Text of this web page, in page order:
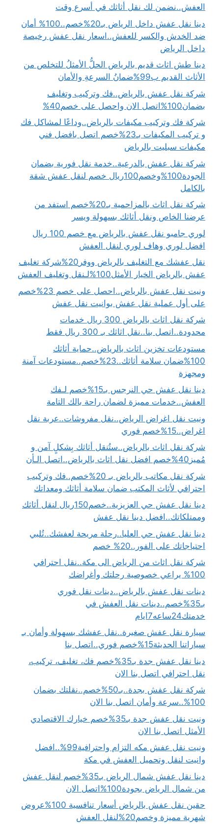
العفش..نضمن لك نقل أثاثك في أسرع وقت
دينا نقل عفش داخل الرياض بـ20%خصم..100% أمان
ضد الخدش والكسر للعفش..اسعار نقل عفش رخيصة
داخل الرياض
دينا طش اثاث قديم بالرياض الحلُّ الأمثلُ للتخلص من
الأثاث القديم ب99%ضمانُ السرعةِ والأمان
شركة نقل عفش بالرياض..فك وتركيب وتغليف
بضمان100%اتصل الان واحصل على خصم40%
شركة فك وتركيب مكيفات بالرياض..وداعًا لمشاكل فك
و تركيب المكيفات بـ23%خصم اتصل بافضل فني
مكيفات سبليت بالرياض
شركة نقل عفش بالدرعية..خدمة نقل فورية بضمان
الجودة100%وخصم100ريال خصم لنقل عفش شقة
بالكامل
شركة نقل اثاث بالمزاحمية بـ20%خصم استفد من
عرضنا الخاص ونقل أثاثك بسهولة ويسر
لوري جامبو نقل عفش بالرياض مع خصم 100 ريال
افضل لوري وهاف لوري لنقل العفش
نقل عفشك مع التغليف بالرياض ووفر20%شركة تغليف
عفش بالرياض الخيار الأمثل100%لـنقل وتغليف العفش
ونيت نقل عفش بالرياض..احصل على خصم 23%خصم
على أول عملية نقل عفش بوانيت نقل عفش
شركة نقل اثاث بالرياض 300 ريال خدمات
محدودة..اتصل بنا..نقل اثاثك بـ 300 ريال فقط
مستودعات تخزين اثاث بالرياض..حماية أثاثك
100%ضمان سلامة أثاثك..23%خصم..مستودعات آمنة
ومجهزة
دينا نقل عفش حي النرجس بـ15%خصم لـفك
العفش..خدمات مميزة لضمان راحة بالك التامة
ونيت نقل اغراض الرياض..نقل مفروشات..عربة نقل
اغراض..15%خصم فوري
شركة نقل اثاث بالرياض..ستُنقل أثاثك بِشكلٍ آمن و
مُميز40%خصم افضل نقل اثاث بالرياض..اتصل الـأن
شركة نقل مكاتب بالرياض بـ 20%خصم..فك وتركيب
احترافي لأثاث المكتب ضمان سلامة أثاثك ومعداتك
دينا نقل عفش حي العزيزية..خصم150ريال لنقل أثاثك
وممتلكاتك..افضل دينا نقل عفش
دينا نقل عفش حي العليا..رحلة مريحة لعفشك..تُلبي
احتياجاتك على الفور..20% خصم
شركة نقل اثاث من الرياض الى مكة..نقل احترافي
100% يراعي خصوصية رحلتك وأغراضك
دينات نقل عفش بالرياض..دينات نقل فوري
بـ35%خصم..دينات نقل العفش في
خدمتك24ساعه7ايام
سيارة نقل عفش صغيرة..نقل عفشك بسهولة وأمان بـ
سياراتنا الحديثة15%خصم فوري..اتصل بنا
دينا نقل عفش جدة بـ35%خصم فك، تغليف، تركيب،
نقل احترافي اتصل بنا الان
شركة نقل عفش بجدة..بـ50%خصم..نقلتك بضمان
100%..سرعة وأمان اتصل بنا الان
ونيت نقل عفش جدة بـ35%خصم خيارك الاقتصادي
الأمثل اتصل بنا الان
ونيت نقل عفش مكه التزام واحترافية99%..افضل
وانيت لنقل وتحميل العفش في مكة
دينا نقل عفش شمال الرياض بـ35%خصم لنقل عفش
من شمال الرياض بجودة100%اتصل الان
حقين نقل عفش بالرياض أسعار تنافسية 100%عروض
شهرية مميزة وخصم20%لنقل العفش